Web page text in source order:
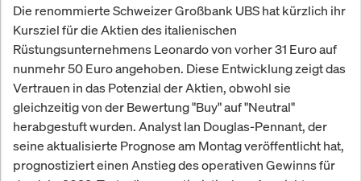
Die renommierte Schweizer Großbank UBS hat kürzlich ihr
Kursziel für die Aktien des italienischen
Rüstungsunternehmens Leonardo von vorher 31 Euro auf
nunmehr 50 Euro angehoben. Diese Entwicklung zeigt das
Vertrauen in das Potenzial der Aktien, obwohl sie
gleichzeitig von der Bewertung "Buy" auf "Neutral"
herabgestuft wurden. Analyst Ian Douglas-Pennant, der
seine aktualisierte Prognose am Montag veröffentlicht hat,
prognostiziert einen Anstieg des operativen Gewinns für